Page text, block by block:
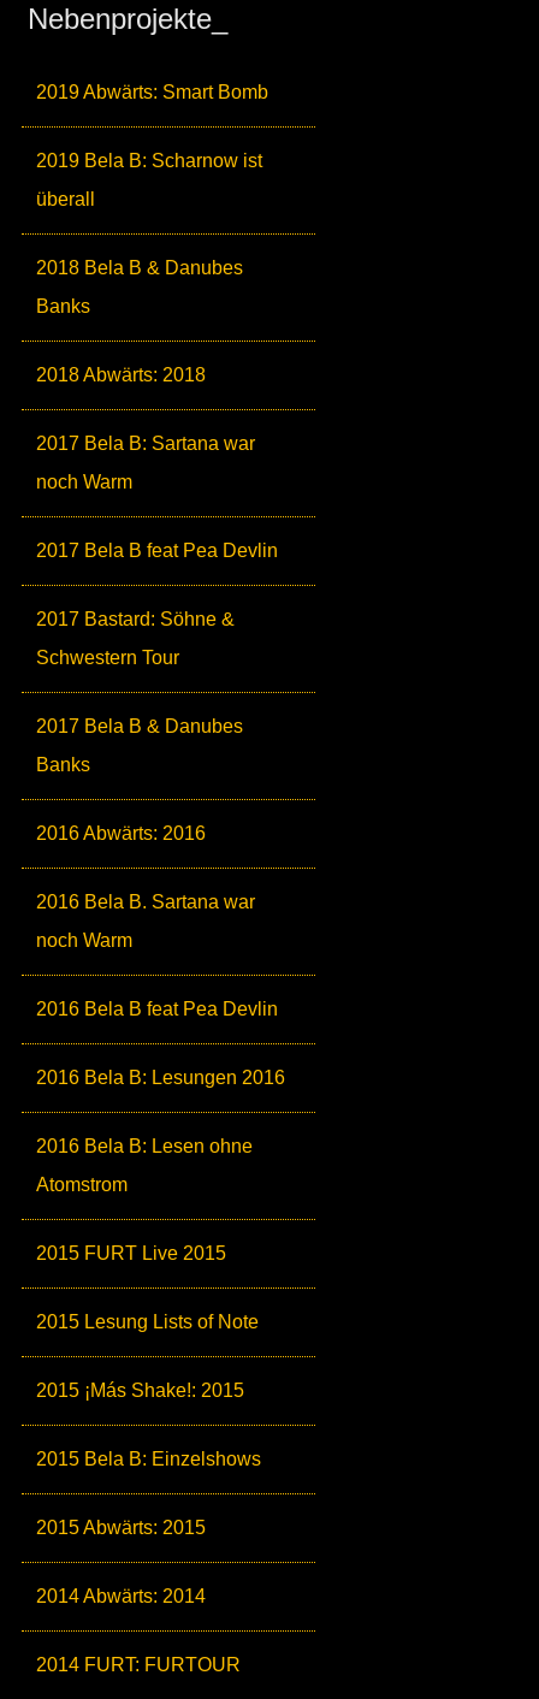
Nebenprojekte_
2019 Abwärts: Smart Bomb
2019 Bela B: Scharnow ist
überall
2018 Bela B & Danubes
Banks
2018 Abwärts: 2018
2017 Bela B: Sartana war
noch Warm
2017 Bela B feat Pea Devlin
2017 Bastard: Söhne &
Schwestern Tour
2017 Bela B & Danubes
Banks
2016 Abwärts: 2016
2016 Bela B. Sartana war
noch Warm
2016 Bela B feat Pea Devlin
2016 Bela B: Lesungen 2016
2016 Bela B: Lesen ohne
Atomstrom
2015 FURT Live 2015
2015 Lesung Lists of Note
2015 ¡Más Shake!: 2015
2015 Bela B: Einzelshows
2015 Abwärts: 2015
2014 Abwärts: 2014
2014 FURT: FURTOUR